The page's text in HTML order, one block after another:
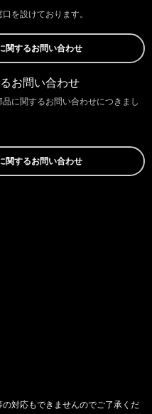
を設けております。
関するお問い合わせ
お問い合わせ
に関するお問い合わせにつきまし
関するお問い合わせ
対応もできませんのでご了承くだ